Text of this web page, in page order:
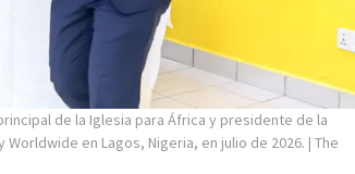
de la Iglesia para África y presidente de la
Worldwide en Lagos, Nigeria, en julio de 2026. | The